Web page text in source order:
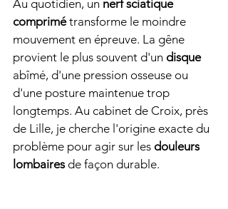
Au quotidien, un nerf sciatique
comprimé transforme le moindre
mouvement en épreuve. La gêne
provient le plus souvent d'un disque
abîmé, d'une pression osseuse ou
d'une posture maintenue trop
longtemps. Au cabinet de Croix, près
de Lille, je cherche l'origine exacte du
problème pour agir sur les douleurs
lombaires de façon durable.